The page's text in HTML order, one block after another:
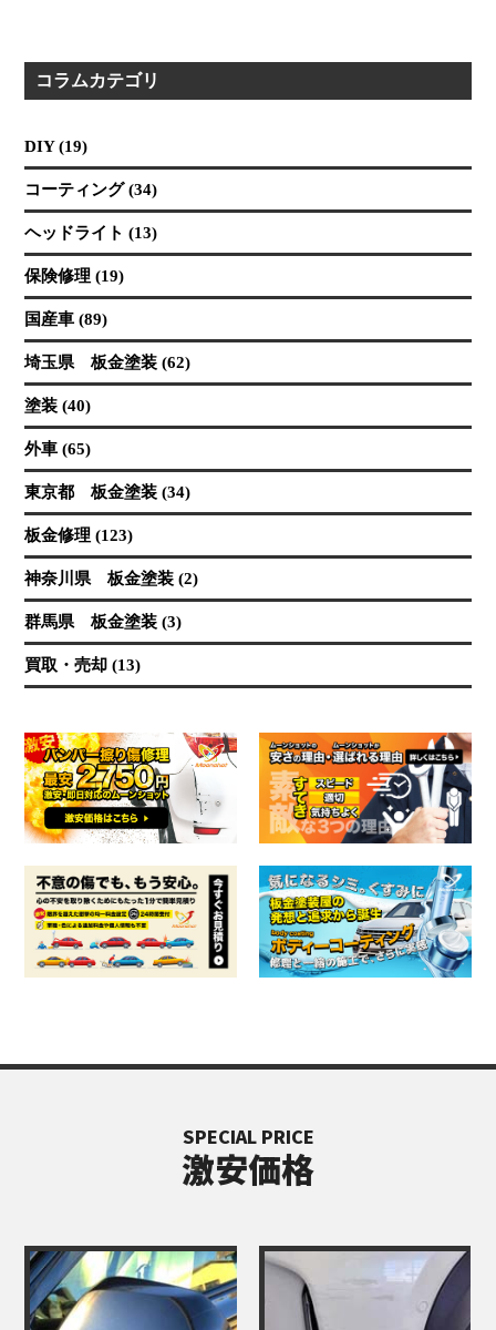
コラムカテゴリ
DIY (19)
コーティング (34)
ヘッドライト (13)
保険修理 (19)
国産車 (89)
埼玉県 板金塗装 (62)
塗装 (40)
外車 (65)
東京都 板金塗装 (34)
板金修理 (123)
神奈川県 板金塗装 (2)
群馬県 板金塗装 (3)
買取・売却 (13)
SPECIAL PRICE
激安価格